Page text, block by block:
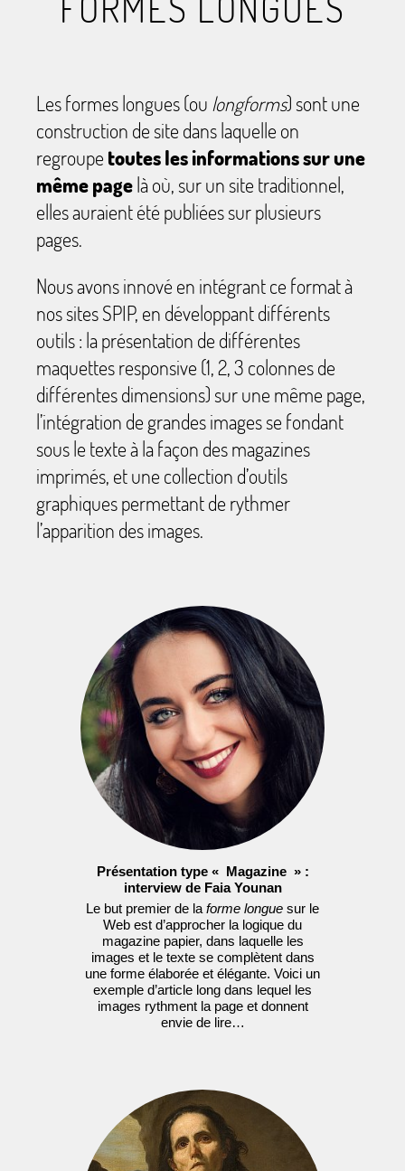
Les formes longues (ou longforms) sont une
construction de site dans laquelle on
regroupe toutes les informations sur une
même page là où, sur un site traditionnel,
elles auraient été publiées sur plusieurs
pages.
Nous avons innové en intégrant ce format à
nos sites SPIP, en développant différents
outils : la présentation de différentes
maquettes responsive (1, 2, 3 colonnes de
différentes dimensions) sur une même page,
l’intégration de grandes images se fondant
sous le texte à la façon des magazines
imprimés, et une collection d’outils
graphiques permettant de rythmer
l’apparition des images.
Présentation type « Magazine » :
interview de Faia Younan
Le but premier de la forme longue sur le
Web est d’approcher la logique du
magazine papier, dans laquelle les
images et le texte se complètent dans
une forme élaborée et élégante. Voici un
exemple d’article long dans lequel les
images rythment la page et donnent
envie de lire…